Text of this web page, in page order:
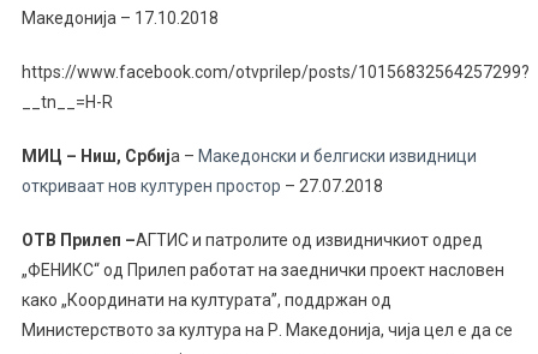
Македонија – 17.10.2018
https://www.facebook.com/otvprilep/posts/10156832564257299?
__tn__=H-R
МИЦ – Ниш, Србија – Македонски и белгиски извидници
откриваат нов културен простор – 27.07.2018
OТВ Прилеп –АГТИС и патролите од извидничкиот одред
„ФЕНИКС“ од Прилеп работат на заеднички проект насловен
како „Координати на културата”, поддржан од
Министерството за култура на Р. Македонија, чија цел е да се